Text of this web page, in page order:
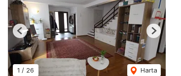
1 / 26 Harta
Previous Next